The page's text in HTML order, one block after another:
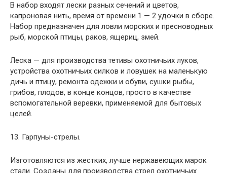
В набор входят лески разных сечений и цветов,
капроновая нить, время от времени 1 — 2 удочки в сборе.
Набор предназначен для ловли морских и пресноводных
рыб, морской птицы, раков, ящериц, змей.
Леска — для производства тетивы охотничьих луков,
устройства охотничьих силков и ловушек на маленькую
дичь и птицу, ремонта одежки и обуви, сушки рыбы,
грибов, плодов, в конце концов, просто в качестве
вспомогательной веревки, применяемой для бытовых
целей.
13. Гарпуны-стрелы.
Изготовляются из жестких, лучше нержавеющих марок
стали. Созданы для производства стрел охотничьих